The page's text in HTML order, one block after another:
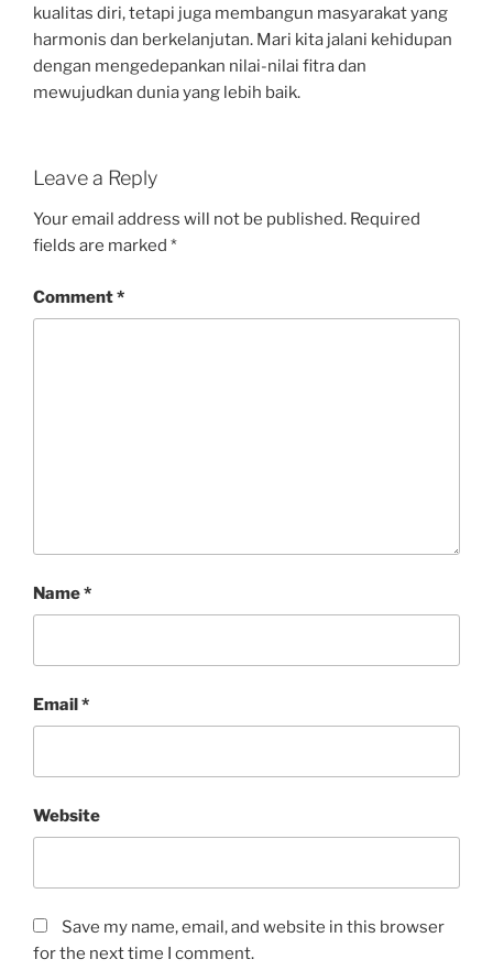
kualitas diri, tetapi juga membangun masyarakat yang
harmonis dan berkelanjutan. Mari kita jalani kehidupan
dengan mengedepankan nilai-nilai fitra dan
mewujudkan dunia yang lebih baik.
Leave a Reply
Your email address will not be published. Required
fields are marked *
Comment*
Name*
Email*
Website
Save my name, email, and website in this browser
for the next time I comment.